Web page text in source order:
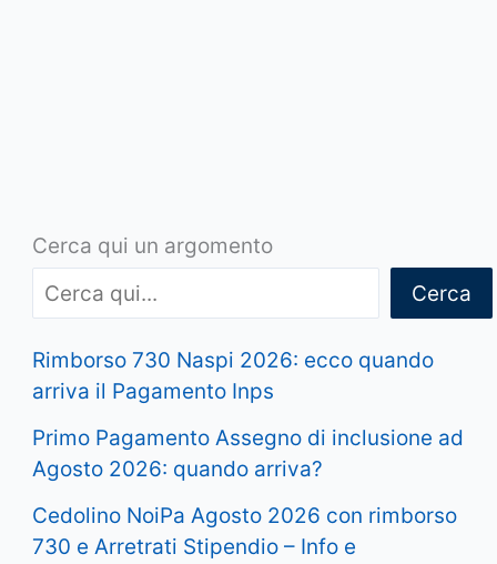
Cerca qui un argomento
Cerca
Rimborso 730 Naspi 2026: ecco quando
arriva il Pagamento Inps
Primo Pagamento Assegno di inclusione ad
Agosto 2026: quando arriva?
Cedolino NoiPa Agosto 2026 con rimborso
730 e Arretrati Stipendio – Info e